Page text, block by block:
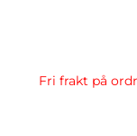
Fri frakt på